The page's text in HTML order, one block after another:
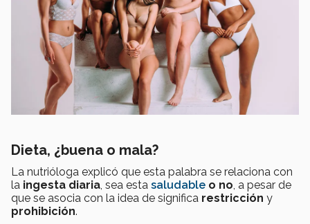
Dieta, ¿buena o mala?
La nutrióloga explicó que esta palabra se relaciona con
la ingesta diaria, sea esta saludable o no, a pesar de
que se asocia con la idea de significa restricción y
prohibición.